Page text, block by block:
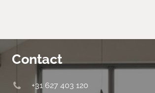
Contact
+31 627 403 120